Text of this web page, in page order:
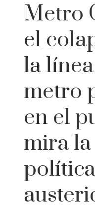
Metro
el
la
metro
en el
mira la